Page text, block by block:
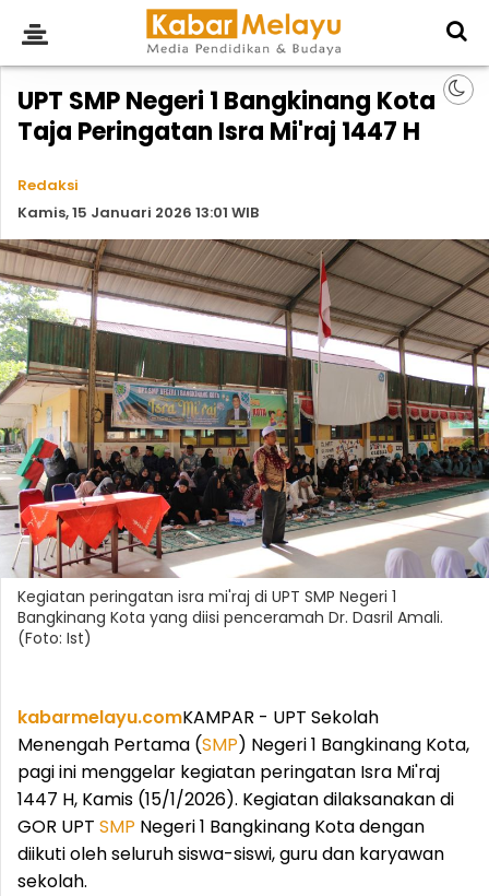
UPT SMP Negeri 1 Bangkinang Kota
Taja Peringatan Isra Mi'raj 1447 H
Redaksi
Kamis, 15 Januari 2026 13:01 WIB
Kegiatan peringatan isra mi'raj di UPT SMP Negeri 1
Bangkinang Kota yang diisi penceramah Dr. Dasril Amali.
(Foto: Ist)
kabarmelayu.comKAMPAR - UPT Sekolah
Menengah Pertama (SMP) Negeri 1 Bangkinang Kota,
pagi ini menggelar kegiatan peringatan Isra Mi'raj
1447 H, Kamis (15/1/2026). Kegiatan dilaksanakan di
GOR UPT SMP Negeri 1 Bangkinang Kota dengan
diikuti oleh seluruh siswa-siswi, guru dan karyawan
sekolah.